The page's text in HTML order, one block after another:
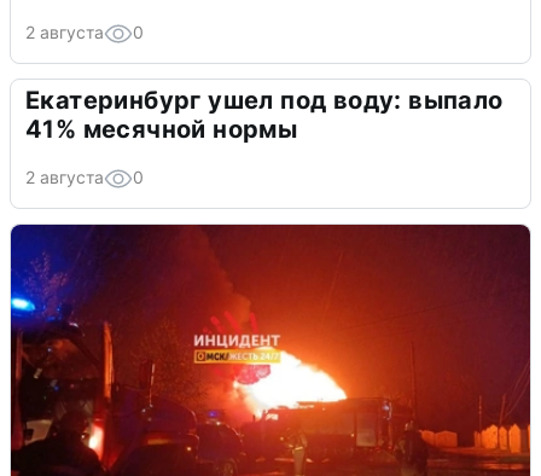
2 августа 0
Екатеринбург ушел под воду: выпало
41% месячной нормы
2 августа 0